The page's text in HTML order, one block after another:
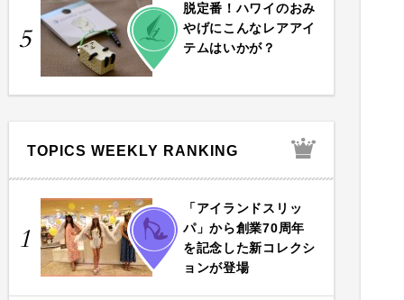
5
PLAY
脱定番！ハワイのおみ
やげにこんなレアアイ
テムはいかが？
TOPICS WEEKLY RANKING
1
FASHION
「アイランドスリッ
パ」から創業70周年
を記念した新コレクシ
ョンが登場